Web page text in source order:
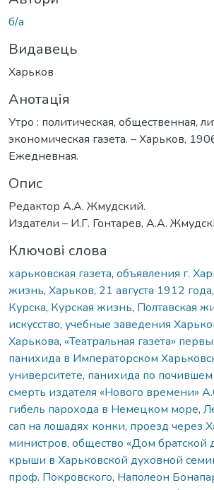
б/а
Видавець
Харьков
Анотація
Утро : политическая, общественная,
экономическая газета. – Харьков,
Ежедневная.
Опис
Редактор А.А. Жмудский.
Издатели – И.Г. Гонтарев, А.А.
Ключові слова
харьковская газета, объявления г.
жизнь, Харьков, 21 августа 1912 года,
Курска, Курская жизнь, Полтавская
искусство, учебные заведения
Харькова, «Театральная газета»
панихида в Императорском
университете, панихида по почившем
смерть издателя «Нового времени»
гибель парохода в Немецком море,
сап на лошадях конки, проезд через
министров, общество «Дом братской
крыши в Харьковской духовной
проф. Покровского, Наполеон